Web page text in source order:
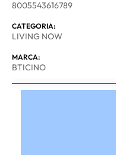
8005543616789
CATEGORIA:
LIVING NOW
MARCA:
BTICINO